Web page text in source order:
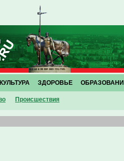
Проиcшествия
КУЛЬТУРА ЗДОРОВЬЕ